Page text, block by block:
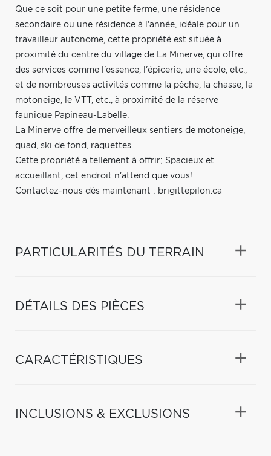
Que ce soit pour une petite ferme, une résidence
secondaire ou une résidence à l'année, idéale pour un
travailleur autonome, cette propriété est située à
proximité du centre du village de La Minerve, qui offre
des services comme l'essence, l'épicerie, une école, etc.,
et de nombreuses activités comme la pêche, la chasse, la
motoneige, le VTT, etc., à proximité de la réserve
faunique Papineau-Labelle.
La Minerve offre de merveilleux sentiers de motoneige,
quad, ski de fond, raquettes.
Cette propriété a tellement à offrir; Spacieux et
accueillant, cet endroit n'attend que vous!
Contactez-nous dès maintenant : brigittepilon.ca
PARTICULARITÉS DU TERRAIN
DÉTAILS DES PIÈCES
CARACTÉRISTIQUES
INCLUSIONS & EXCLUSIONS